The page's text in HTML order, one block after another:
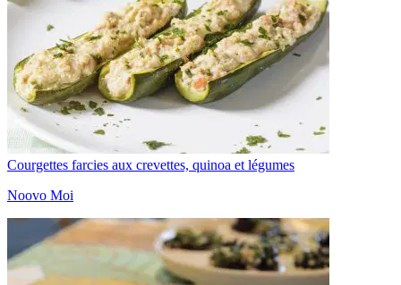
Courgettes farcies aux crevettes, quinoa et légumes
Noovo Moi